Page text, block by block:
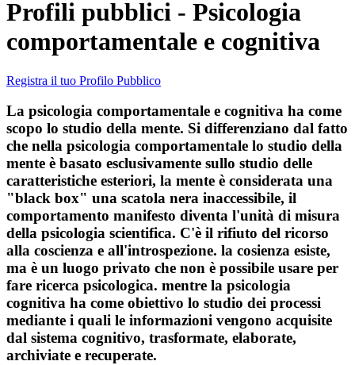
Profili pubblici - Psicologia
comportamentale e cognitiva
Registra il tuo Profilo Pubblico
La psicologia comportamentale e cognitiva ha come
scopo lo studio della mente. Si differenziano dal fatto
che nella psicologia comportamentale lo studio della
mente è basato esclusivamente sullo studio delle
caratteristiche esteriori, la mente è considerata una
"black box" una scatola nera inaccessibile, il
comportamento manifesto diventa l'unità di misura
della psicologia scientifica. C'è il rifiuto del ricorso
alla coscienza e all'introspezione. la cosienza esiste,
ma è un luogo privato che non è possibile usare per
fare ricerca psicologica. mentre la psicologia
cognitiva ha come obiettivo lo studio dei processi
mediante i quali le informazioni vengono acquisite
dal sistema cognitivo, trasformate, elaborate,
archiviate e recuperate.